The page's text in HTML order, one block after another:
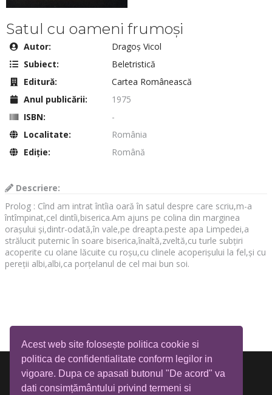
Acest web site folosește politica cookie si
politica de confidentialitate conform legilor in
vigoare. Dupa ce apasati butonul "De acord" va
dati consimțământului privind termeni si
Satul cu oameni frumoși
Autor:
Dragoș Vicol
Subiect:
Beletristică
Editură:
Cartea Românească
Anul publicării:
1975
ISBN:
-
Localitate:
România
Ediţie:
Română
Descriere:
Prolog : Cînd am intrat întîia oară în satul despre care scriu,m-a
întîmpinat,cel dintîi,biserica.Am ajuns pe colina din marginea
orașului și,dintr-odată,în vale,pe dreapta.peste apa Limpedei,a
strălucit puternic în soare biserica,înaltă,zveltă,cu turle subțiri
acoperite cu olane lăcuite cu roșu,cu clinele acoperișului la fel,și cu
pereții albi,albi,ca porțelanul de cel mai bun soi.